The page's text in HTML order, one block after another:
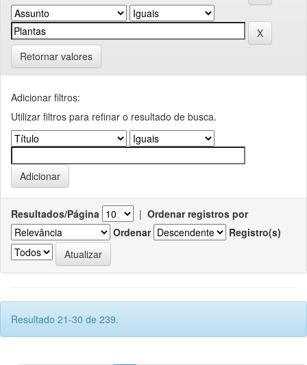
Retornar valores
Adicionar filtros:
Utilizar filtros para refinar o resultado de busca.
Resultados/Página | Ordenar registros por
Ordenar
Registro(s)
Resultado 21-30 de 239.